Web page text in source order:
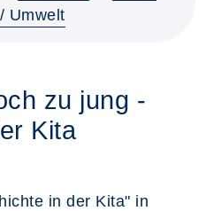
Umwelt
zu jung -
Kita
in der Kita" in